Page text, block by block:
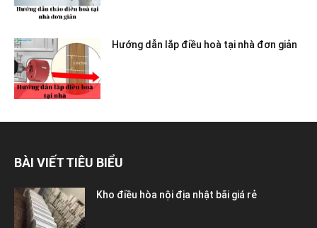
Hướng dẫn lắp điều hoà tại nhà đơn giản
BÀI VIẾT TIÊU BIỂU
Kho điều hòa nội địa nhật bãi giá rẻ